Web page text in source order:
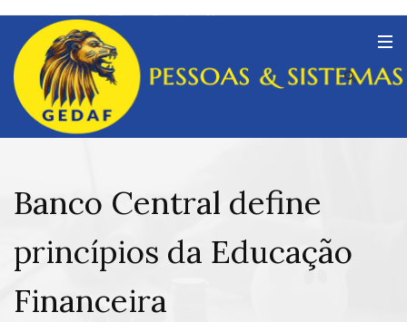
Banco Central define
princípios da Educação
Financeira